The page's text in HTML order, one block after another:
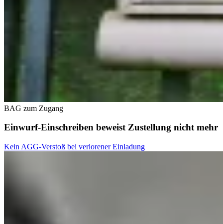
BAG zum Zugang
Einwurf-Einschreiben beweist Zustellung nicht mehr
Kein AGG-Verstoß bei verlorener Einladung